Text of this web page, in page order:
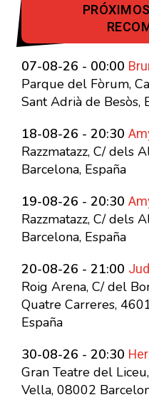
07-08-26 - 00:00
Parque del Fòrum,
Sant Adrià de Besòs,
18-08-26 - 20:30
Razzmatazz, C/ dels
Barcelona, España
19-08-26 - 20:30
Razzmatazz, C/ dels
Barcelona, España
20-08-26 - 21:00
Roig Arena, C/ del
Quatre Carreres,
España
30-08-26 - 20:30
Gran Teatre del
Vella, 08002